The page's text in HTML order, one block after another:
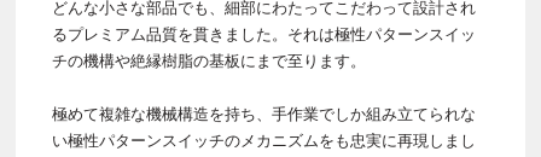
どんな小さな部品でも、細部にわたってこだわって設計され
るプレミアム品質を貫きました。それは極性パターンスイッ
チの機構や絶縁樹脂の基板にまで至ります。
極めて複雑な機械構造を持ち、手作業でしか組み立てられな
い極性パターンスイッチのメカニズムをも忠実に再現しまし